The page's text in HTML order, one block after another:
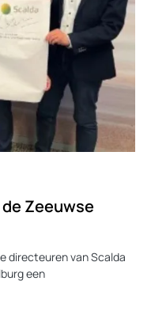
Zeeuwse
directeuren van Scalda
een